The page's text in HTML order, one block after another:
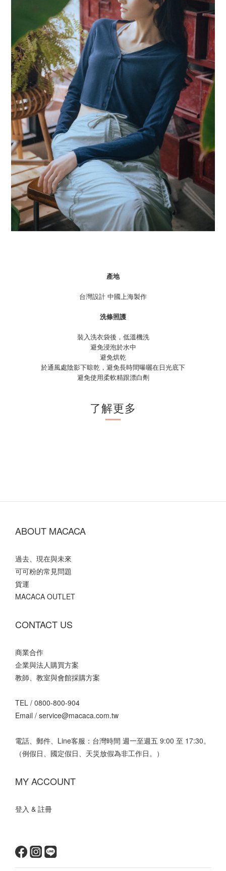
產地
台灣設計 中國上海製作
洗條照護
裝入洗衣袋後，低溫機洗
避免浸泡於水中
避免烘乾
於通風處陰影下晾乾，避免長時間曝曬在日光底下
避免使用柔軟精跟漂白劑
了解更多
ABOUT MACACA
過去、現在與未來
可可粉的常見問題
貨運
MACACA OUTLET
CONTACT US
商業合作
企業與法人購買方案
教師、教室與會館採購方案
TEL / 0800-800-904
Email / service@macaca.com.tw
電話、郵件、Line客服：台灣時間 週一至週五 9:00 至 17:30。
（例假日、國定假日、天災放假為非工作日。）
MY ACCOUNT
登入 & 註冊